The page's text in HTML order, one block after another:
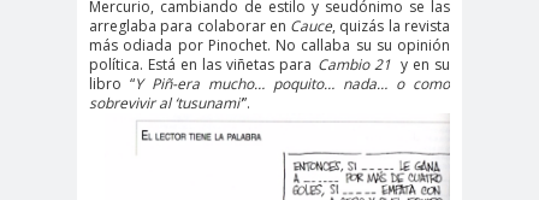
11 de
septiembre
18 de
octubre
1DEMAY
O
8demarz
o
aborto
Abraham
s
s
Mercurio, cambiando de estilo y seudónimo se las
arreglaba para colaborar en Cauce, quizás la revista
más odiada por Pinochet. No callaba su su opinión
política. Está en las viñetas para Cambio 21y en su
libro “Y Piñ-era mucho… poquito… nada… o como
sobrevivir al ‘tusunami’”.